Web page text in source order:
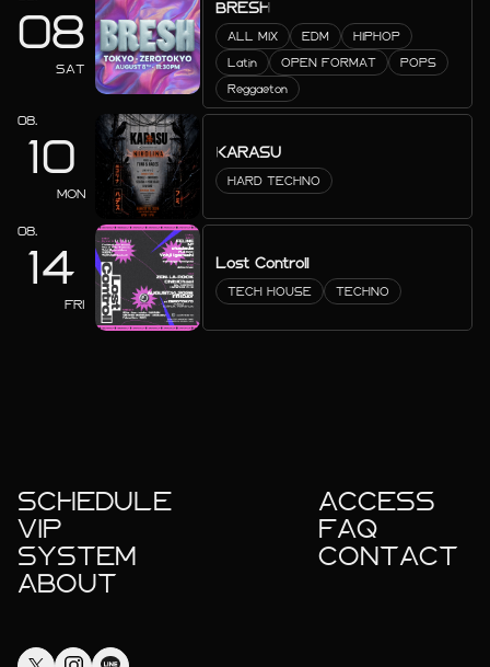
08
SAT
BRESH
ALL MIX EDM HIPHOP
Latin OPEN FORMAT POPS
Reggaeton
08.
10
MON
KARASU
HARD TECHNO
08.
14
FRI
Lost Controll
TECH HOUSE TECHNO
SCHEDULE
ACCESS
VIP
FAQ
SYSTEM
CONTACT
ABOUT